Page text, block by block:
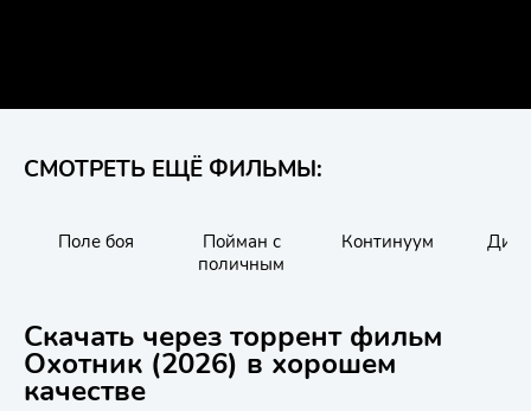
СМОТРЕТЬ ЕЩЁ ФИЛЬМЫ:
Поле боя
Пойман с
поличным
Континуум
Скачать через торрент фильм
Охотник (2026) в хорошем
качестве